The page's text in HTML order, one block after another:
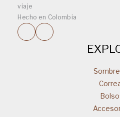
viaje
Hecho en Colombia